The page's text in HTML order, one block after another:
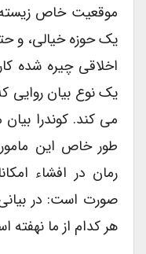
موقعیت خاص
یک حوزه خیالی، و
اخلاقی چیره شده
یک نوع بیان روایی
می کند. کوندرا
طور خاص این
رمان در افشاء
صورت است: در بیانی
هر کدام از ما نهفته